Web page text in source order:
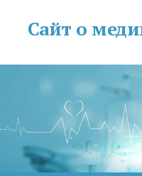
Сайт о